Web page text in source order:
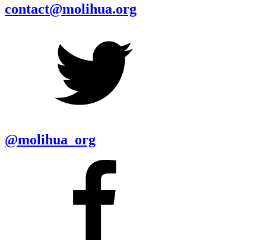
contact@molihua.org
@molihua_org